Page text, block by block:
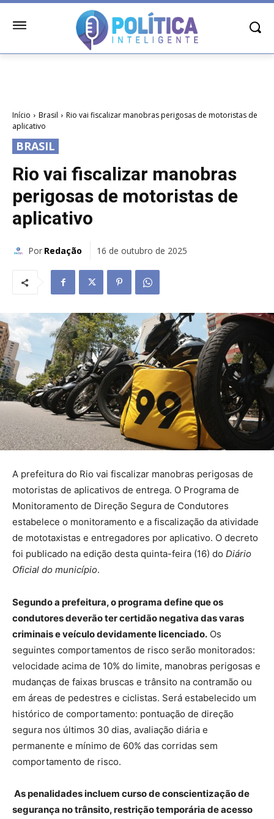
Início Brasil
Rio vai fiscalizar manobras perigosas de motoristas de
aplicativo
BRASIL
Rio vai fiscalizar manobras
perigosas de motoristas de
aplicativo
Por Redação 16 de outubro de 2025
A prefeitura do Rio vai fiscalizar manobras perigosas de
motoristas de aplicativos de entrega. O Programa de
Monitoramento de Direção Segura de Condutores
estabelece o monitoramento e a fiscalização da atividade
de mototaxistas e entregadores por aplicativo. O decreto
foi publicado na edição desta quinta-feira (16) do Diário
Oficial do município.
Segundo a prefeitura, o programa define que os
condutores deverão ter certidão negativa das varas
criminais e veículo devidamente licenciado. Os
seguintes comportamentos de risco serão monitorados:
velocidade acima de 10% do limite, manobras perigosas e
mudanças de faixas bruscas e trânsito na contramão ou
em áreas de pedestres e ciclistas. Será estabelecido um
histórico de comportamento: pontuação de direção
segura nos últimos 30 dias, avaliação diária e
permanente e mínimo de 60% das corridas sem
comportamento de risco.
As penalidades incluem curso de conscientização de
segurança no trânsito, restrição temporária de acesso